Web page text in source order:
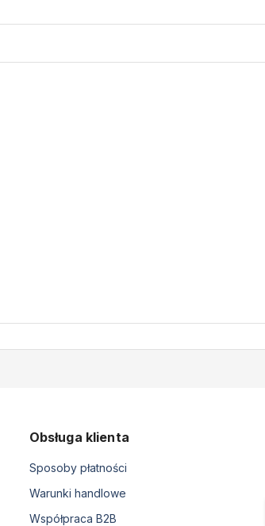
Obsługa klienta
Sposoby płatności
Warunki handlowe
Współpraca B2B